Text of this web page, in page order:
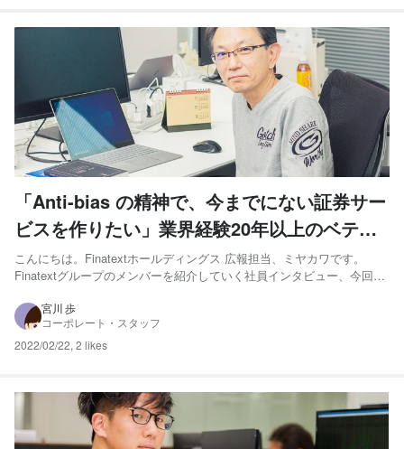
「Anti-bias の精神で、今までにない証券サー
ビスを作りたい」業界経験20年以上のベテラ
ン証券スペシャリスト
こんにちは。Finatextホールディングス 広報担当、ミヤカワです。
Finatextグループのメンバーを紹介していく社員インタビュー、今回は
た！ 小幡 幸生 - 証券スペシャリスト 新卒で某中堅証券株式会社に入社
し、営業やバックオフィス業務に1...
宮川 歩
コーポレート・スタッフ
2022/02/22,2 likes